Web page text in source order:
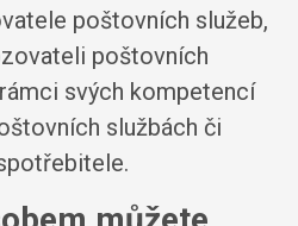
poštovních služeb,
poštovních
svých kompetencí
službách či